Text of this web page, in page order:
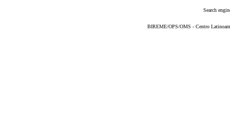
Search
BIREME/OPS/OMS - Centro